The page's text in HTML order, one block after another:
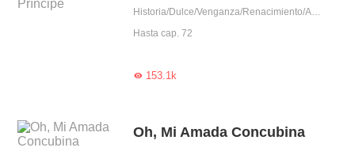
Historia/Dulce/Venganza/Renacimiento/Amor tras matrimonio/Príncipe
Hasta cap. 72
153.1k
Oh, Mi Amada Concubina